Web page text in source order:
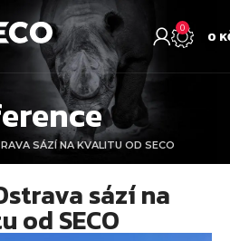
0
0
SÁZÍ NA KVALITU OD SECO
sází na
od SECO